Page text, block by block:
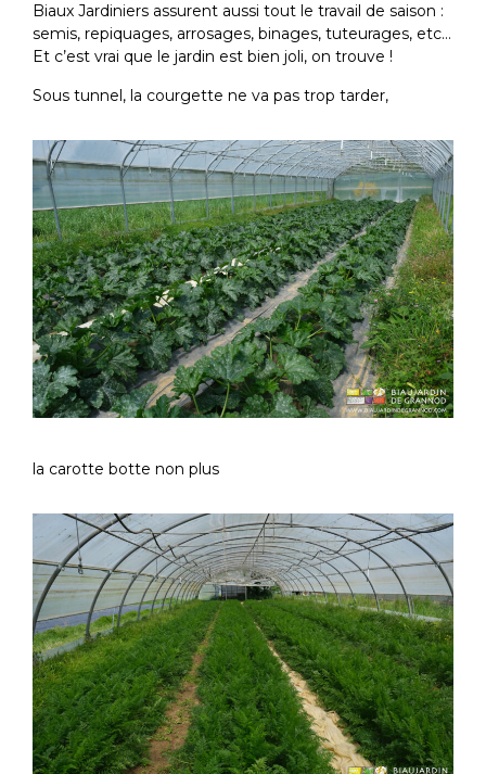
Biaux Jardiniers assurent aussi tout le travail de saison :
semis, repiquages, arrosages, binages, tuteurages, etc…
Et c’est vrai que le jardin est bien joli, on trouve !
Sous tunnel, la courgette ne va pas trop tarder,
la carotte botte non plus